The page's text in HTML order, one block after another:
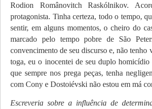
Rodion Românovitch Raskólnikov.
protagonista. Tinha certeza, todo o tempo,
sentir, em alguns momentos, o cheiro do
marcado pelo tempo pobre de São
convencimento de seu discurso e, não tenho
toga, eu o inocentei de seu duplo
que sempre nos prega peças, tenha
com Cony e Dostoiévski não estou em má
Escreveria sobre a influência de